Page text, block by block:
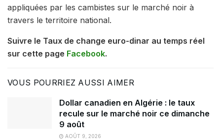
appliquées par les cambistes sur le marché noir à
travers le territoire national.
Suivre le Taux de change euro-dinar au temps réel
sur cette page Facebook.
VOUS POURRIEZ AUSSI AIMER
Dollar canadien en Algérie : le taux
recule sur le marché noir ce dimanche
9 août
AOÛT 9, 2026